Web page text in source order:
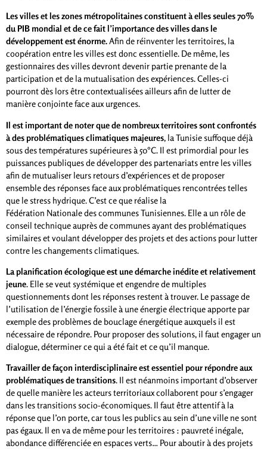
Les villes et les zones métropolitaines constituent à elles seules 70%
du PIB mondial et de ce fait l’importance des villes dans le
développement est énorme.Afin de réinventer les territoires, la
coopération entre les villes est donc essentielle. De même, les
gestionnaires des villes devront devenir partie prenante de la
participation et de la mutualisation des expériences. Celles-ci
pourront dès lors être contextualisées ailleurs afin de lutter de
manière conjointe face aux urgences.
Il est important de noter que de nombreux territoires sont confrontés
à des problématiques climatiques majeures, la Tunisie suffoque déjà
sous des températures supérieures à 50°C. Il est primordial pour les
puissances publiques de développer des partenariats entre les villes
afin de mutualiser leurs retours d’expériences et de proposer
ensemble des réponses face aux problématiques rencontrées telles
que le stress hydrique. C’est ce que réalise la
Fédération Nationale des communes Tunisiennes. Elle a un rôle de
conseil technique auprès de communes ayant des problématiques
similaires et voulant développer des projets et des actions pour lutter
contre les changements climatiques.
La planification écologique est une démarche inédite et relativement
jeune. Elle se veut systémique et engendre de multiples
questionnements dont les réponses restent à trouver. Le passage de
l’utilisation de l’énergie fossile à une énergie électrique apporte par
exemple des problèmes de bouclage énergétique auxquels il est
nécessaire de répondre. Pour proposer des solutions, il faut engager un
dialogue, déterminer ce qui a été fait et ce qu’il manque.
Travailler de façon interdisciplinaire est essentiel pour répondre aux
problématiques de transitions. Il est néanmoins important d’observer
de quelle manière les acteurs territoriaux collaborent pour s’engager
dans les transitions socio-économiques. Il faut être attentif à la
réponse que l’on porte, car tous les publics au sein d’une ville ne sont
pas égaux. Il en va de même pour les territoires : pauvreté inégale,
abondance différenciée en espaces verts… Pour aboutir à des projets